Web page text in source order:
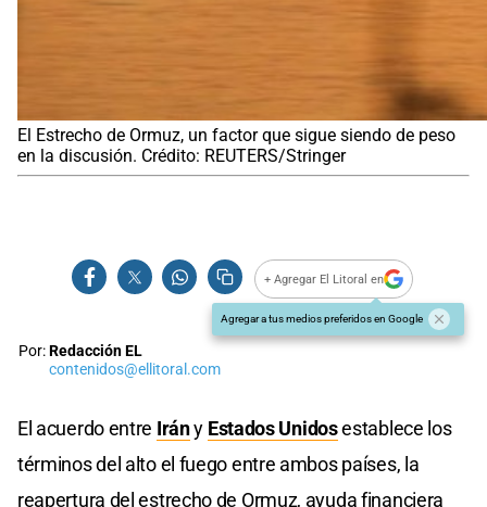
El Estrecho de Ormuz, un factor que sigue siendo de peso
en la discusión. Crédito: REUTERS/Stringer
+ Agregar El Litoral en
Agregar a tus medios preferidos en Google
Por:Redacción EL
contenidos@ellitoral.com
El acuerdo entre Irány Estados Unidosestablece los
términos del alto el fuego entre ambos países, la
reapertura del estrecho de Ormuz, ayuda financiera